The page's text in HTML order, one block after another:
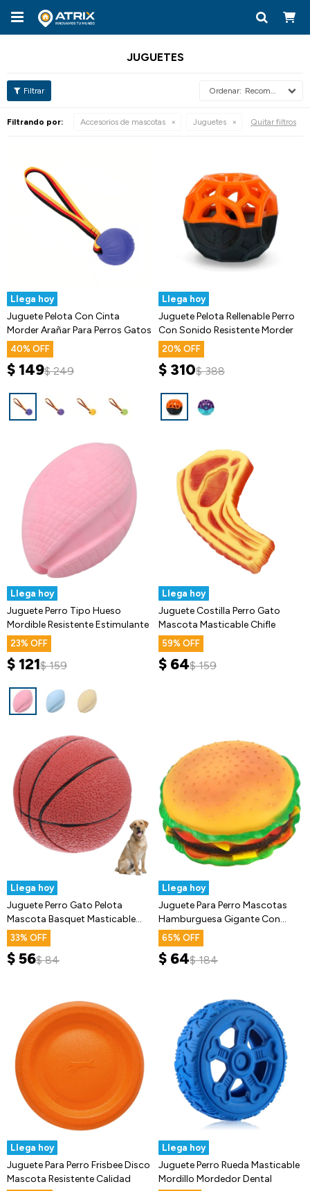

JUGUETES
Recomendados
Filtrando por: Accesorios de mascotas Juguetes Quitar filtros
Llega hoy
Juguete Pelota Con Cinta
Morder Arañar Para Perros Gatos
40
$ 149$ 249
Llega hoy
Juguete Pelota Rellenable Perro
Con Sonido Resistente Morder
20
$ 310$ 388
Llega hoy
Juguete Perro Tipo Hueso
Mordible Resistente Estimulante
23
$ 121$ 159
Llega hoy
Juguete Costilla Perro Gato
Mascota Masticable Chifle
59
$ 64$ 159
Llega hoy
Juguete Perro Gato Pelota
Mascota Basquet Masticable
Chifle
33
$56$ 84
Llega hoy
Juguete Para Perro Mascotas
Hamburguesa Gigante Con
Chifle
65
$ 64$ 184
Llega hoy
Juguete Para Perro Frisbee Disco
Mascota Resistente Calidad
Llega hoy
Juguete Perro Rueda Masticable
Mordillo Mordedor Dental